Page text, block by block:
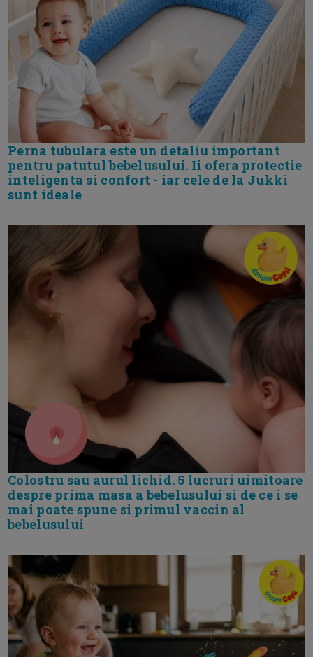
Perna tubulara este un detaliu important
pentru patutul bebelusului. Ii ofera protectie
inteligenta si confort - iar cele de la Jukki
sunt ideale
Colostru sau aurul lichid. 5 lucruri uimitoare
despre prima masa a bebelusului si de ce i se
mai poate spune si primul vaccin al
bebelusului